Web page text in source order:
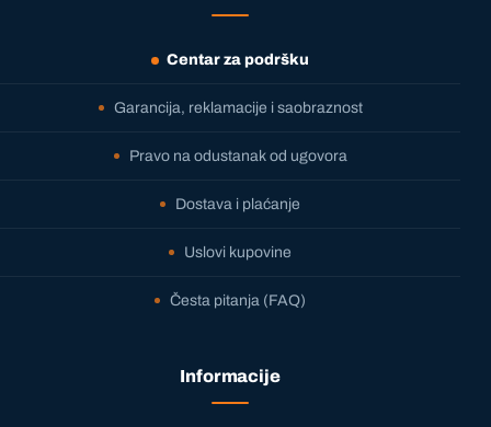
Centar za podršku
Garancija, reklamacije i saobraznost
Pravo na odustanak od ugovora
Dostava i plaćanje
Uslovi kupovine
Česta pitanja (FAQ)
Informacije